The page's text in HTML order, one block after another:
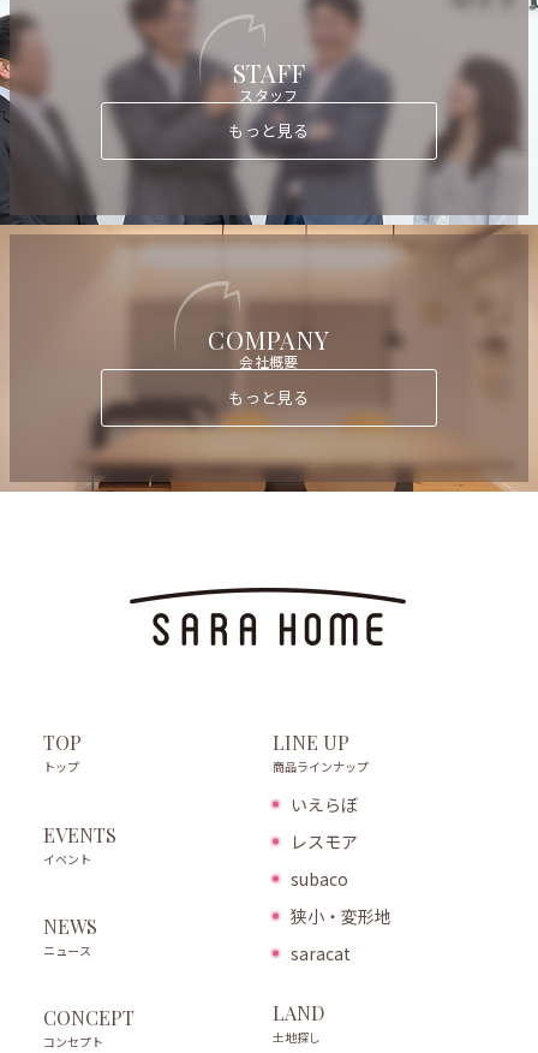
STAFF
スタッフ
もっと見る
COMPANY
会社概要
もっと見る
TOP
トップ
EVENTS
イベント
NEWS
ニュース
CONCEPT
コンセプト
LINE UP
商品ラインナップ
いえらぼ
レスモア
subaco
狭小・変形地
saracat
LAND
土地探し